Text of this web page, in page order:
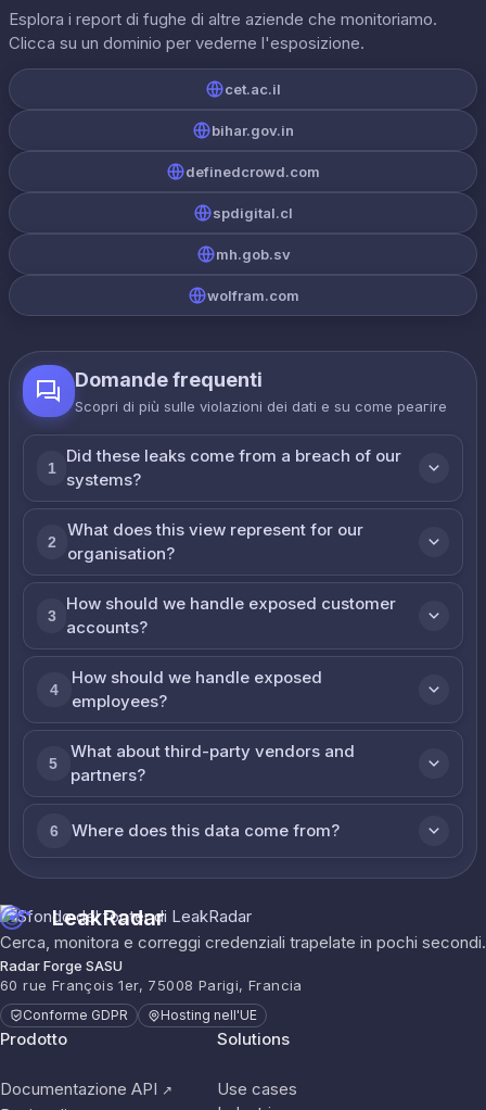
Esplora i report di fughe di altre aziende che monitoriamo.
Clicca su un dominio per vederne l'esposizione.
cet.ac.il
bihar.gov.in
definedcrowd.com
spdigital.cl
mh.gob.sv
wolfram.com
Domande frequenti
Scopri di più sulle violazioni dei dati e su come реагire
1
Did these leaks come from a breach of our
systems?
2
What does this view represent for our
organisation?
3
How should we handle exposed customer
accounts?
4
How should we handle exposed
employees?
5
What about third-party vendors and
partners?
6 Where does this data come from?
LeakRadar
Cerca, monitora e correggi credenziali trapelate in pochi secondi.
Radar Forge SASU
60 rue François 1er, 75008 Parigi, Francia
Conforme GDPR Hosting nell'UE
Prodotto
Documentazione API ↗
Solutions
Use cases